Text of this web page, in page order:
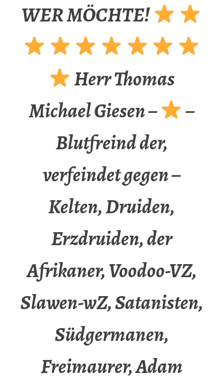
WER MÖCHTE!
Herr Thomas
Michael Giesen –
–
Blutfreind der,
verfeindet gegen –
Kelten, Druiden,
Erzdruiden, der
Afrikaner, Voodoo-VZ,
Slawen-wZ, Satanisten,
Südgermanen,
Freimaurer, Adam